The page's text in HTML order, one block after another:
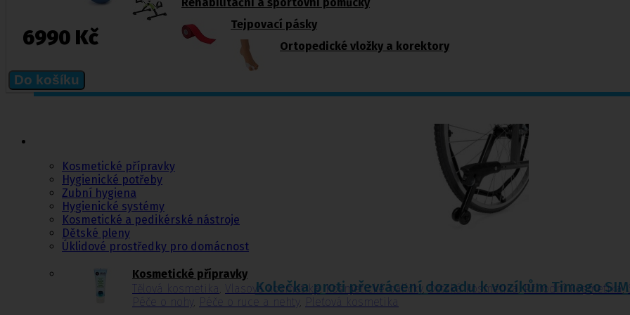
Tejpovací pásky
Ortopedické vložky a korektory
Kosmetické přípravky
Hygienické potřeby
Zubní hygiena
Hygienické systémy
Kosmetické a pedikérské nástroje
Dětské pleny
Úklidové prostředky pro domácnost
Kosmetické přípravky
Tělová kosmetika, Vlasová kosmetika,Kosmetické balíčky ,Dětská kosmetika,Přírodní kosmetika,
Péče o nohy, Péče o ruce a nehty, Pleťová kosmetika
6990 Kč
Do košíku
Kolečka proti převrácení dozadu k vozíkům Timago